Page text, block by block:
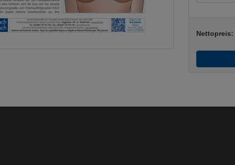
Nettopreis: